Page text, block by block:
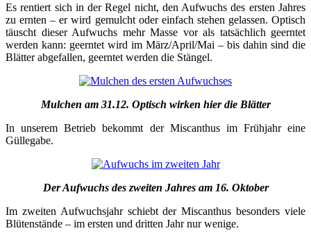
Es rentiert sich in der Regel nicht, den Aufwuchs des ersten Jahres
zu ernten – er wird gemulcht oder einfach stehen gelassen. Optisch
täuscht dieser Aufwuchs mehr Masse vor als tatsächlich geerntet
werden kann: geerntet wird im März/April/Mai – bis dahin sind die
Blätter abgefallen, geerntet werden die Stängel.
Mulchen am 31.12. Optisch wirken hier die Blätter
In unserem Betrieb bekommt der Miscanthus im Frühjahr eine
Güllegabe.
Der Aufwuchs des zweiten Jahres am 16. Oktober
Im zweiten Aufwuchsjahr schiebt der Miscanthus besonders viele
Blütenstände – im ersten und dritten Jahr nur wenige.